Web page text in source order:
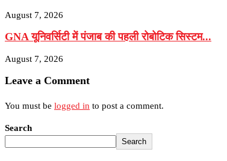
August 7, 2026
GNA यूनिवर्सिटी में पंजाब की पहली रोबोटिक सिस्टम...
August 7, 2026
Leave a Comment
You must be logged in to post a comment.
Search
Search